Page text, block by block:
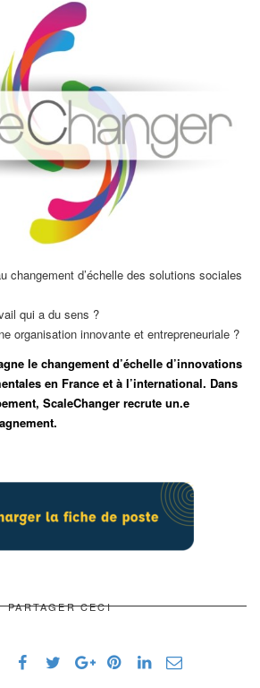
changement d’échelle des solutions sociales
qui a du sens ?
organisation innovante et entrepreneuriale ?
le changement d’échelle d’innovations
en France et à l’international. Dans
ScaleChanger recrute un.e
PARTAGER CECI